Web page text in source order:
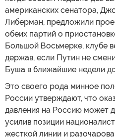
американских сенатора,
Либерман, предложили
обеих партий о
Большой Восьмерке, клубе
держав, если Путин не
Буша в ближайшие недели
Это своего рода минное
России утверждают, что
давления на Россию может
усилив позиции
жесткой линии и